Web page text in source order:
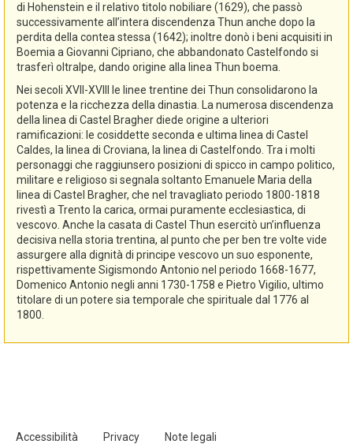
di Hohenstein e il relativo titolo nobiliare (1629), che passò
successivamente all’intera discendenza Thun anche dopo la
perdita della contea stessa (1642); inoltre donò i beni acquisiti in
Boemia a Giovanni Cipriano, che abbandonato Castelfondo si
trasferì oltralpe, dando origine alla linea Thun boema.
Nei secoli XVII-XVIII le linee trentine dei Thun consolidarono la
potenza e la ricchezza della dinastia. La numerosa discendenza
della linea di Castel Bragher diede origine a ulteriori
ramificazioni: le cosiddette seconda e ultima linea di Castel
Caldes, la linea di Croviana, la linea di Castelfondo. Tra i molti
personaggi che raggiunsero posizioni di spicco in campo politico,
militare e religioso si segnala soltanto Emanuele Maria della
linea di Castel Bragher, che nel travagliato periodo 1800-1818
rivestì a Trento la carica, ormai puramente ecclesiastica, di
vescovo. Anche la casata di Castel Thun esercitò un’influenza
decisiva nella storia trentina, al punto che per ben tre volte vide
assurgere alla dignità di principe vescovo un suo esponente,
rispettivamente Sigismondo Antonio nel periodo 1668-1677,
Domenico Antonio negli anni 1730-1758 e Pietro Vigilio, ultimo
titolare di un potere sia temporale che spirituale dal 1776 al
1800.
Accessibilità Privacy Note legali